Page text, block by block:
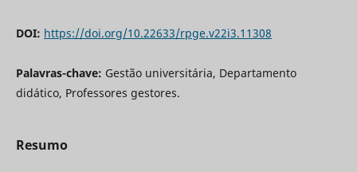
DOI: https://doi.org/10.22633/rpge.v22i3.11308
Palavras-chave: Gestão universitária, Departamento
didático, Professores gestores.
Resumo